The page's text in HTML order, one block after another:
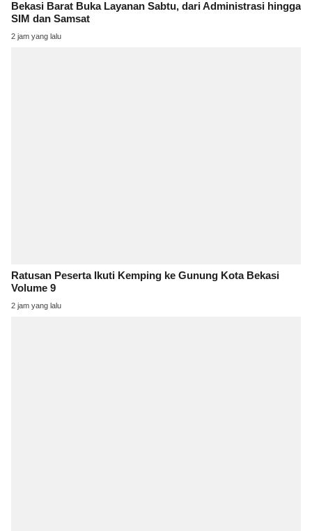
Bekasi Barat Buka Layanan Sabtu, dari Administrasi hingga
SIM dan Samsat
2 jam yang lalu
Ratusan Peserta Ikuti Kemping ke Gunung Kota Bekasi
Volume 9
2 jam yang lalu